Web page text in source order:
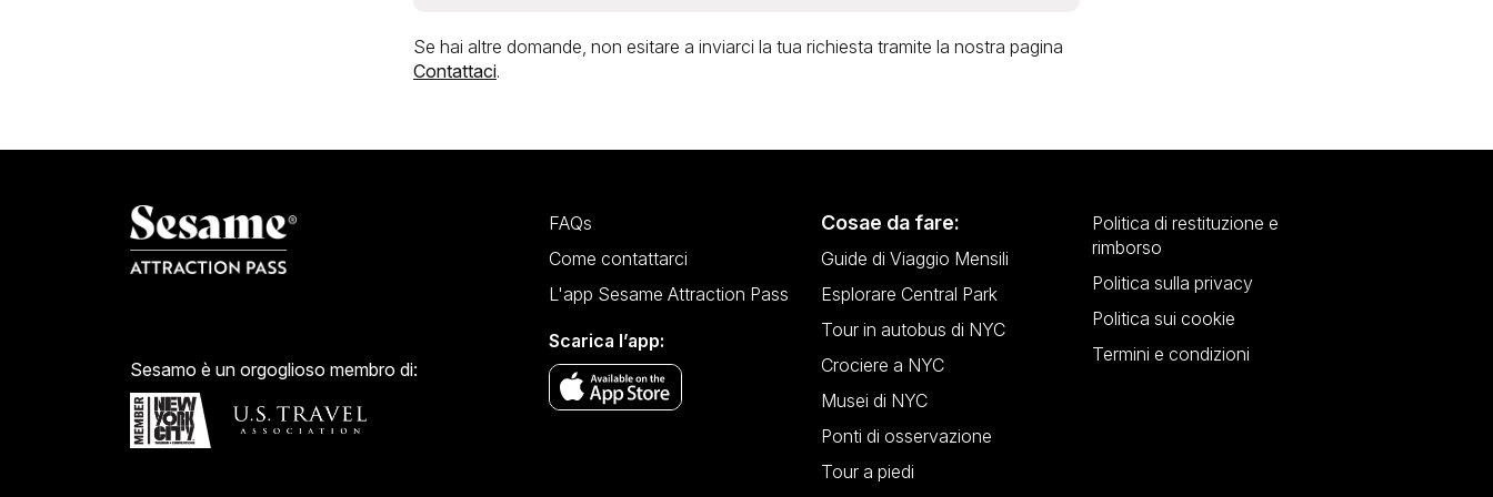
Se hai altre domande, non esitare a inviarci la tua richiesta tramite la nostra pagina
Contattaci.
Sesamo è un orgoglioso membro di:
FAQs
Come contattarci
L'app Sesame Attraction Pass
Scarica l’app:
Cosae da fare:
Guide di Viaggio Mensili
Esplorare Central Park
Tour in autobus di NYC
Crociere a NYC
Musei di NYC
Ponti di osservazione
Tour a piedi
Politica di restituzione e
rimborso
Politica sulla privacy
Politica sui cookie
Termini e condizioni